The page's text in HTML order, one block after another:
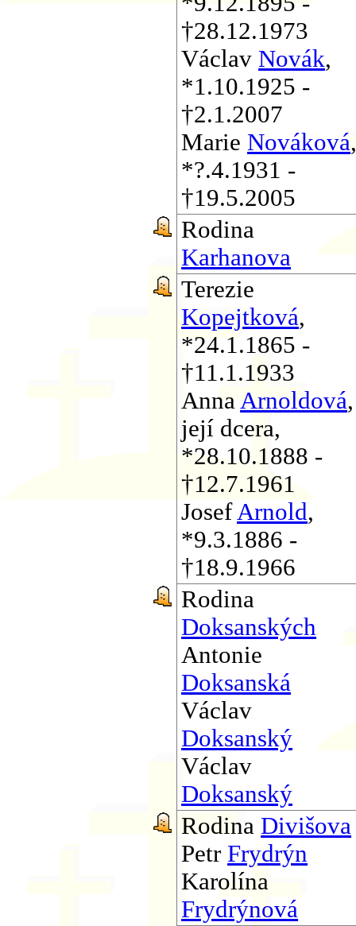
†28.12.1973
Václav Novák,
*1.10.1925 -
†2.1.2007
Marie Nováková
*?.4.1931 -
†19.5.2005
Rodina
Karhanova
Terezie
Kopejtková,
*24.1.1865 -
†11.1.1933
Anna Arnoldová,
její dcera,
*28.10.1888 -
†12.7.1961
Josef Arnold,
*9.3.1886 -
†18.9.1966
Rodina
Doksanských
Antonie
Doksanská
Václav
Doksanský
Václav
Doksanský
Rodina Divišova
Petr Frydrýn
Karolína
Frydrýnová